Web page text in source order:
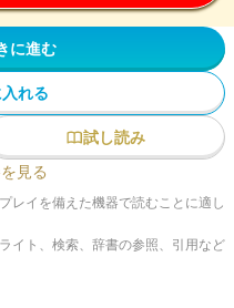
に進む
れる
試し読み
見る
レイを備えた機器で読むことに適し
イト、検索、辞書の参照、引用など